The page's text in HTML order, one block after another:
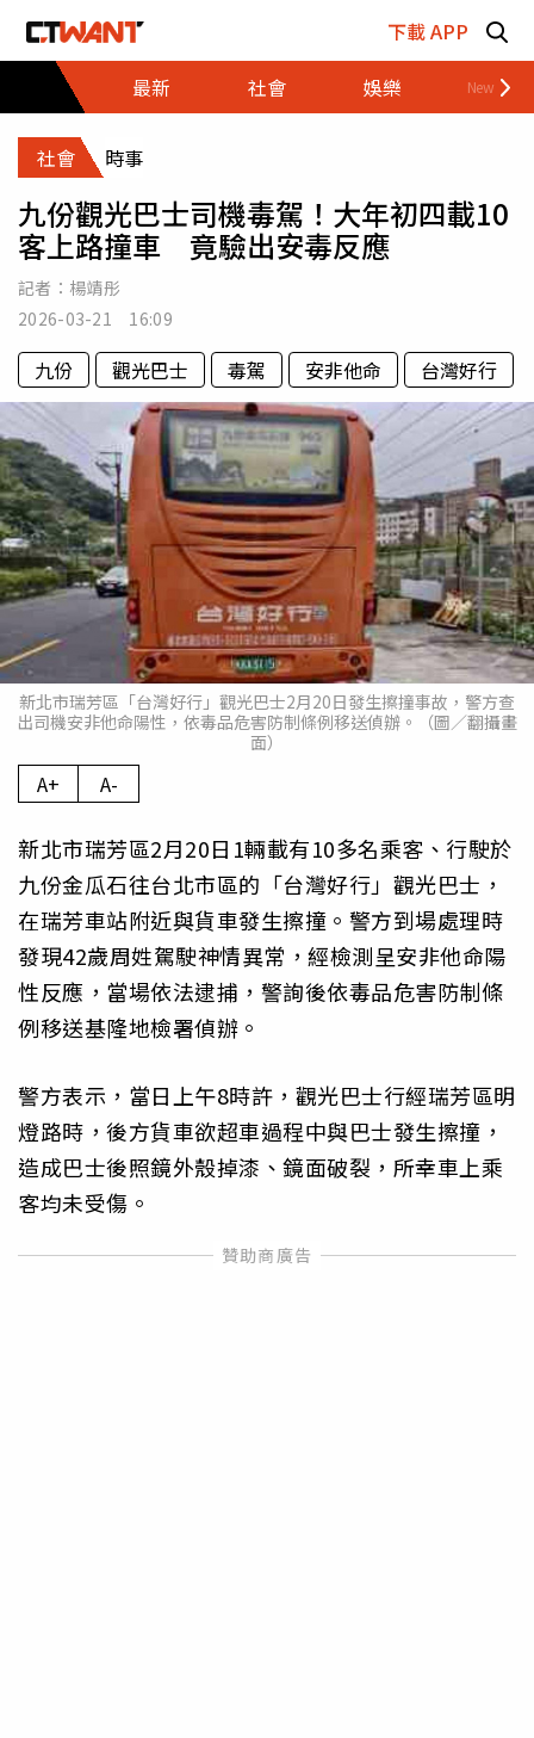
下載 APP
最新
社會 娛樂 財經
社會 時事
九份觀光巴士司機毒駕！大年初四載10
客上路撞車 竟驗出安毒反應
記者： 楊靖彤
2026-03-21 16:09
九份 觀光巴士 毒駕 安非他命 台灣好行
新北市瑞芳區「台灣好行」觀光巴士2月20日發生擦撞事故，警方查
出司機安非他命陽性，依毒品危害防制條例移送偵辦。（圖／翻攝畫
面）
A+ A-
新北市瑞芳區2月20日1輛載有10多名乘客、行駛於
九份金瓜石往台北市區的「台灣好行」觀光巴士，
在瑞芳車站附近與貨車發生擦撞。警方到場處理時
發現42歲周姓駕駛神情異常，經檢測呈安非他命陽
性反應，當場依法逮捕，警詢後依毒品危害防制條
例移送基隆地檢署偵辦。
警方表示，當日上午8時許，觀光巴士行經瑞芳區明
燈路時，後方貨車欲超車過程中與巴士發生擦撞，
造成巴士後照鏡外殼掉漆、鏡面破裂，所幸車上乘
客均未受傷。